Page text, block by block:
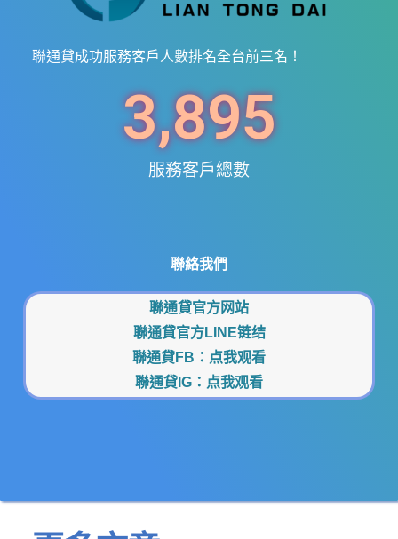
聯通貸成功服務客戶人數排名全台前三名！
服務客戶總數
3,895
聯絡我們
聯通貸官方网站
聯通貸官方LINE链结
聯通貸FB： 点我观看
聯通貸IG： 点我观看